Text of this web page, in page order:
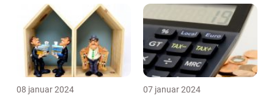
08 januar 2024 07 januar 2024